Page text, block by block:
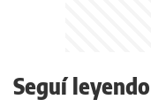
Seguí leyendo